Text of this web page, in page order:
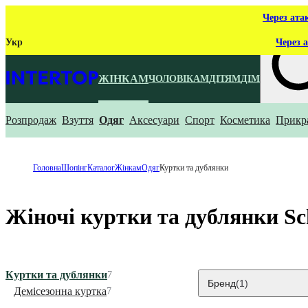
Через
Укр Через
ЖІНКАМЧОЛОВІКАМДІТЯМДІМ
Що ти
Розпродаж Взуття Одяг Аксесуари Спорт Косметика
ГоловнаШопінгКаталогЖінкамОдягКуртки та дублянки
Жіночі куртки та дублянки
Куртки та дублянки7
Демісезонна куртка7
Бренд(1)